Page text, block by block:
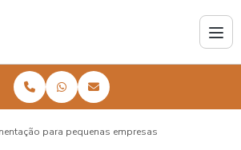
para pequenas empresas